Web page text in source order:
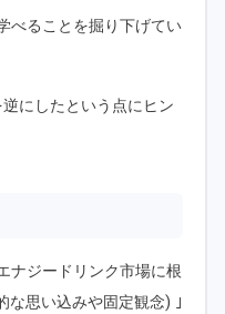
べることを掘り下げてい
にしたという点にヒン
ナジードリンク市場に根
な思い込みや固定観念) ｣